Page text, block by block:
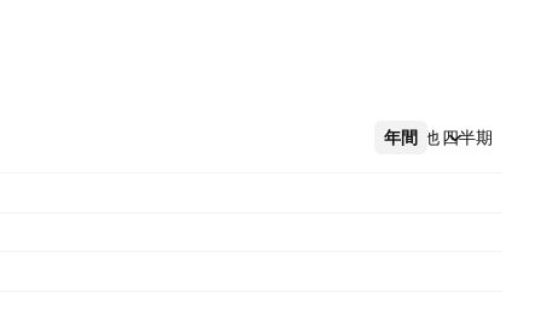
年間 四半期
その他